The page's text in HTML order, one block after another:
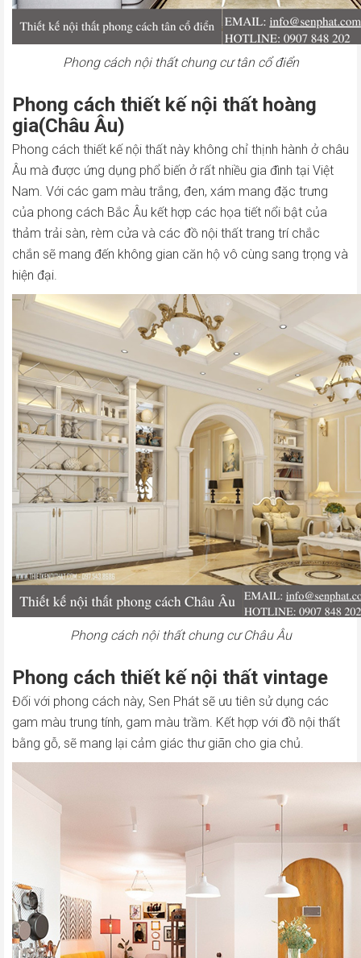
Phong cách nội thất chung cư tân cổ điển
Phong cách thiết kế nội thất hoàng
gia(Châu Âu)
Phong cách thiết kế nội thất này không chỉ thịnh hành ở châu
Âu mà được ứng dụng phổ biến ở rất nhiều gia đình tại Việt
Nam. Với các gam màu trắng, đen, xám mang đặc trưng
của phong cách Bắc Âu kết hợp các họa tiết nổi bật của
thảm trải sàn, rèm cửa và các đồ nội thất trang trí chắc
chắn sẽ mang đến không gian căn hộ vô cùng sang trọng và
hiện đại.
Phong cách nội thất chung cư Châu Âu
Phong cách thiết kế nội thất vintage
Đối với phong cách này, Sen Phát sẽ ưu tiên sử dụng các
gam màu trung tính, gam màu trầm. Kết hợp với đồ nội thất
bằng gỗ, sẽ mang lại cảm giác thư giãn cho gia chủ.